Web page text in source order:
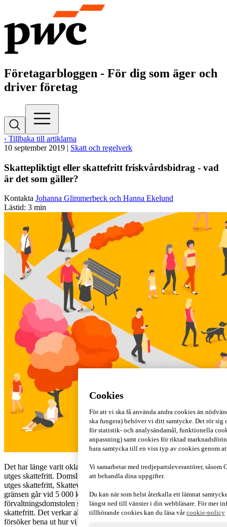
Företagarbloggen - För dig som äger och
driver företag
‹ Tillbaka till artiklarna
10 september 2019 | Skatt och regelverk
Skattepliktigt eller skattefritt friskvårdsbidrag - vad
är det som gäller?
Kontakta Johanna Glimmerbeck och Hanna Ekelund
Lästid: 3 min
Det har länge varit oklart till vilket belopp friskvårdsbidrag kan
utges skattefritt. Domslut indikerade tidigare att 4 000 kronor kunde
utges skattefritt, Skatteverket har genom ställningstagande angett att
gränsen går vid 5 000 kronor och nyligen kom en dom från Högsta
förvaltningsdomstolen som anger att 6 500 kronor inte kan utges
skattefritt. Det verkar alltså råda osäkerhet kring vad som gäller. Vi
försöker bena ut hur vi tolkar läget.
Cookies
För att vi ska få använda andra cookies än
ska fungera) behöver vi ditt samtycke. Det rör
för statistik- och analysändamål, funktionella
anpassning) samt cookies för riktad
bara samtycka till en viss typ av cookies genom
Vi samarbetar med tredjepartsleverantörer,
att behandla dina uppgifter.
Du kan när som helst återkalla ett lämnat
längst ned till vänster i din webbläsare. För mer
tillhörande cookies kan du läsa vårcookie-policy